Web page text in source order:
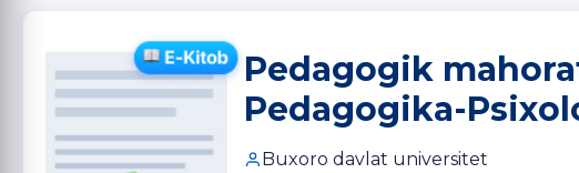
Pedagogik
Pedagogika-
Buxoro davlat universitet